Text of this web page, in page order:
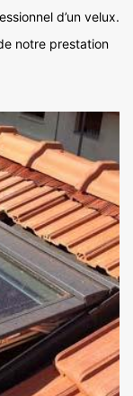
d’un velux.
notre prestation